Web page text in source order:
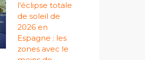
l'éclipse totale
de soleil de
2026 en
Espagne : les
zones avec le